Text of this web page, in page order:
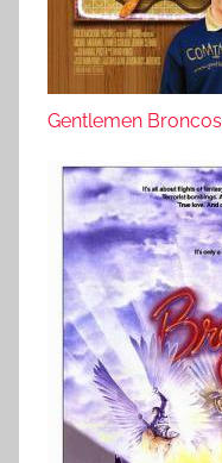
Gentlemen Broncos